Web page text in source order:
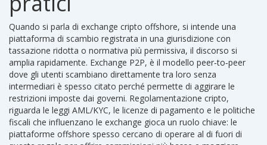
Quando si parla di exchange cripto offshore, si intende una
piattaforma di scambio registrata in una giurisdizione con
tassazione ridotta o normativa più permissiva, il discorso si
amplia rapidamente. Exchange P2P, è il modello peer‑to‑peer
dove gli utenti scambiano direttamente tra loro senza
intermediari è spesso citato perché permette di aggirare le
restrizioni imposte dai governi. Regolamentazione cripto,
riguarda le leggi AML/KYC, le licenze di pagamento e le politiche
fiscali che influenzano le exchange gioca un ruolo chiave: le
piattaforme offshore spesso cercano di operare al di fuori di